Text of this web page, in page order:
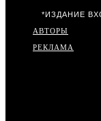
*ИЗДАНИЕ
АВТОРЫ
РЕКЛАМА